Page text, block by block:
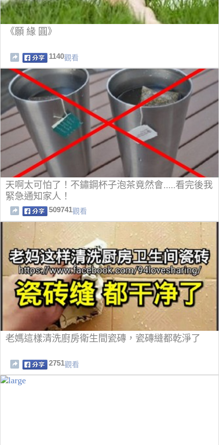
《願 緣 圓》
1140觀看
天啊太可怕了！不鏽鋼杯子泡茶竟然會.....看完後我
緊急通知家人！
509741觀看
老媽這樣清洗廚房衛生間瓷磚，瓷磚縫都乾淨了
2751觀看